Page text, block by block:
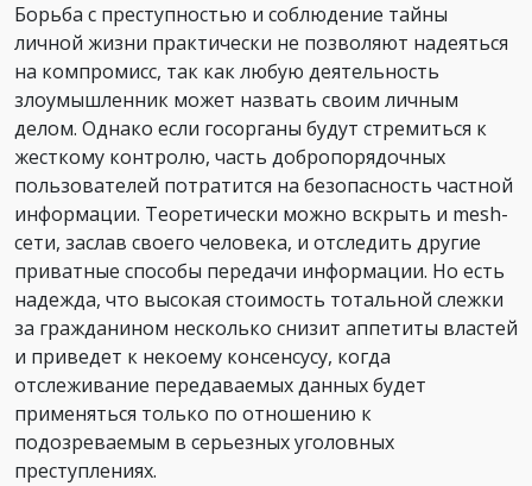
Борьба с преступностью и соблюдение тайны
личной жизни практически не позволяют надеяться
на компромисс, так как любую деятельность
злоумышленник может назвать своим личным
делом. Однако если госорганы будут стремиться к
жесткому контролю, часть добропорядочных
пользователей потратится на безопасность частной
информации. Теоретически можно вскрыть и mesh-
сети, заслав своего человека, и отследить другие
приватные способы передачи информации. Но есть
надежда, что высокая стоимость тотальной слежки
за гражданином несколько снизит аппетиты властей
и приведет к некоему консенсусу, когда
отслеживание передаваемых данных будет
применяться только по отношению к
подозреваемым в серьезных уголовных
преступлениях.